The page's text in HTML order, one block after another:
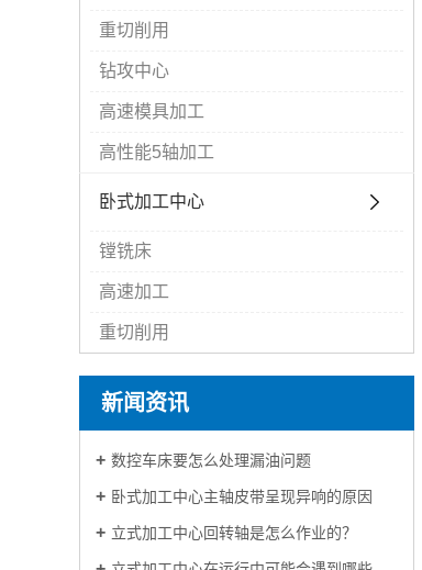
重切削用
钻攻中心
高速模具加工
高性能5轴加工
卧式加工中心
镗铣床
高速加工
重切削用
新闻资讯
数控车床要怎么处理漏油问题
卧式加工中心主轴皮带呈现异响的原因
立式加工中心回转轴是怎么作业的？